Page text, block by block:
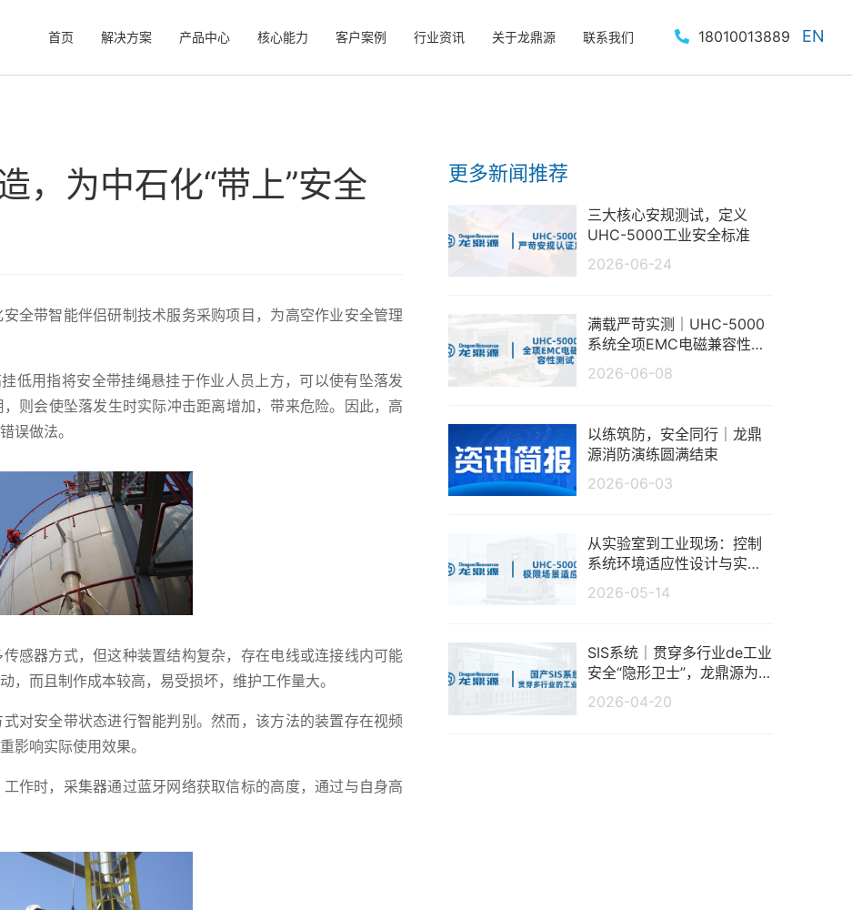
首页 解决方案 产品中心 核心能力 客户案例 行业资讯 关于龙鼎源 联系我们 18010013889 EN
，为中石化“带上”安全
全带智能伴侣研制技术服务采购项目，为高空作业安全管理
低用指将安全带挂绳悬挂于作业人员上方，可以使有坠落发
则会使坠落发生时实际冲击距离增加，带来危险。因此，高
误做法。
感器方式，但这种装置结构复杂，存在电线或连接线内可能
而且制作成本较高，易受损坏，维护工作量大。
对安全带状态进行智能判别。然而，该方法的装置存在视频
影响实际使用效果。
作时，采集器通过蓝牙网络获取信标的高度，通过与自身高
更多新闻推荐
三大核心安规测试，定义
UHC-5000工业安全标准
2026-06-24
满载严苛实测｜UHC-5000
系统全项EMC电磁兼容性测
试报告
2026-06-08
以练筑防，安全同行｜龙鼎
源消防演练圆满结束
2026-06-03
从实验室到工业现场：控制
系统环境适应性设计与实测
分析
2026-05-14
SIS系统｜贯穿多行业de工业
安全“隐形卫士”，龙鼎源为
生产保驾护航
2026-04-20